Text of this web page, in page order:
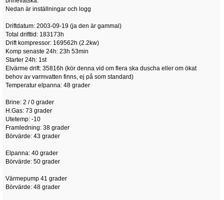
Nedan är inställningar och logg
Driftdatum: 2003-09-19 (ja den är gammal)
Total drifttid: 183173h
Drift kompressor: 169562h (2.2kw)
Komp senaste 24h: 23h 53min
Starter 24h: 1st
Elvärme drift: 35816h (kör denna vid om flera ska duscha eller om ökat
behov av varmvatten finns, ej på som standard)
Temperatur elpanna: 48 grader
Brine: 2 / 0 grader
H.Gas: 73 grader
Utetemp: -10
Framledning: 38 grader
Börvärde: 43 grader
Elpanna: 40 grader
Börvärde: 50 grader
Värmepump 41 grader
Börvärde: 48 grader